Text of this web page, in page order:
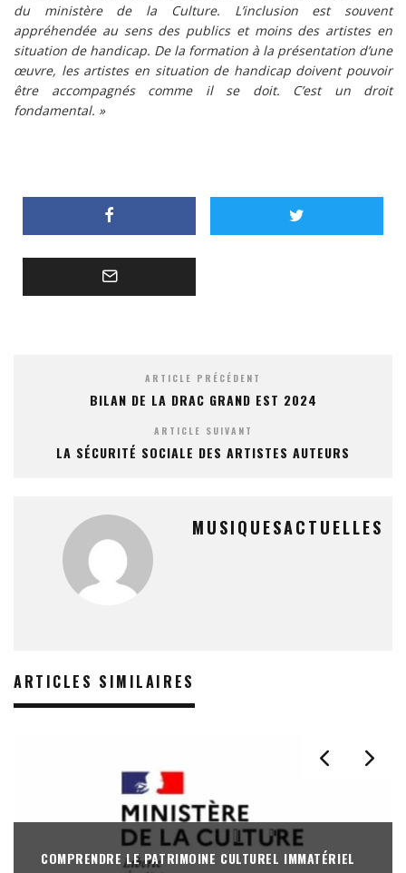
du ministère de la Culture. L’inclusion est souvent
appréhendée au sens des publics et moins des artistes en
situation de handicap. De la formation à la présentation d’une
œuvre, les artistes en situation de handicap doivent pouvoir
être accompagnés comme il se doit. C’est un droit
fondamental. »
ARTICLE PRÉCÉDENT
BILAN DE LA DRAC GRAND EST 2024
ARTICLE SUIVANT
LA SÉCURITÉ SOCIALE DES ARTISTES AUTEURS
MUSIQUESACTUELLES
ARTICLES SIMILAIRES
COMPRENDRE LE PATRIMOINE CULTUREL IMMATÉRIEL